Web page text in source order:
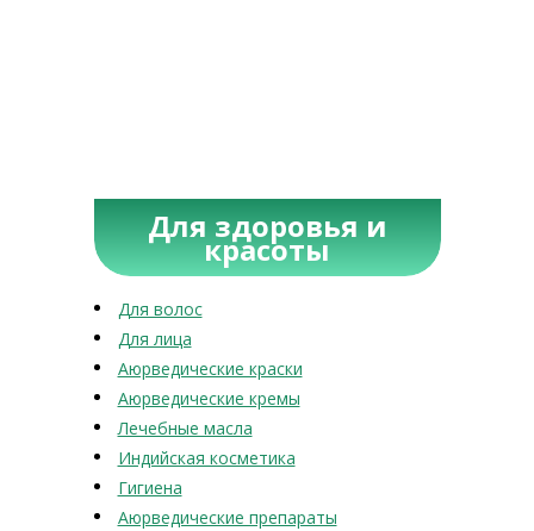
Для здоровья и
красоты
Для волос
Для лица
Аюрведические краски
Аюрведические кремы
Лечебные масла
Индийская косметика
Гигиена
Аюрведические препараты